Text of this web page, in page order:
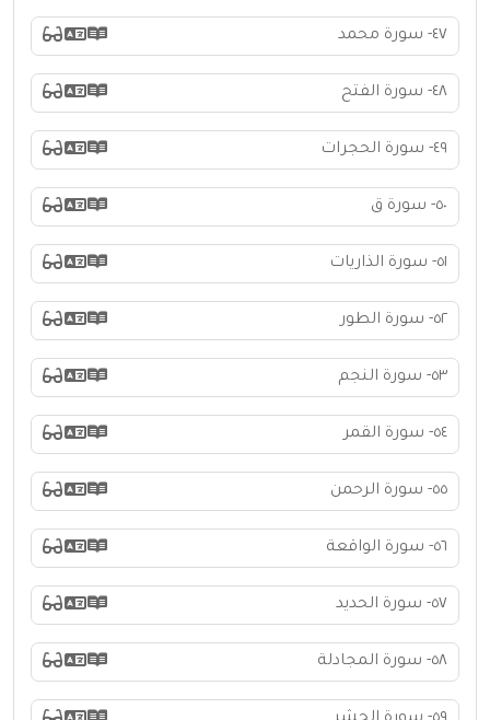
٤٧- سورة محمد
٤٨- سورة الفتح
٤٩- سورة الحجرات
٥٠- سورة ق
٥١- سورة الذاريات
٥٢- سورة الطور
٥٣- سورة النجم
٥٤- سورة القمر
٥٥- سورة الرحمن
٥٦- سورة الواقعة
٥٧- سورة الحديد
٥٨- سورة المجادلة